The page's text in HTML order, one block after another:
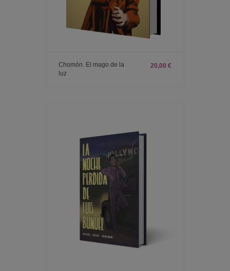
Chomón. El mago de la
luz
20,00 €